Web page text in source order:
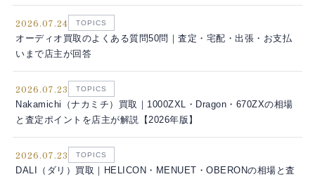
2026.07.24 TOPICS
オーディオ買取のよくある質問50問｜査定・宅配・出張・お支払
いまで店主が回答
2026.07.23 TOPICS
Nakamichi（ナカミチ）買取｜1000ZXL・Dragon・670ZXの相場
と査定ポイントを店主が解説【2026年版】
2026.07.23 TOPICS
DALI（ダリ）買取｜HELICON・MENUET・OBERONの相場と査